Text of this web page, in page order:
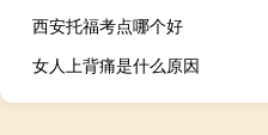
西安托福考点哪个好
女人上背痛是什么原因